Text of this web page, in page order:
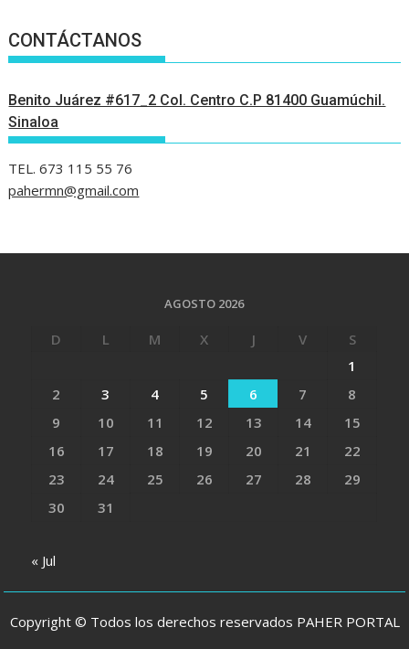
CONTÁCTANOS
Benito Juárez #617_2 Col. Centro C.P 81400 Guamúchil.
Sinaloa
TEL. 673 115 55 76
pahermn@gmail.com
AGOSTO 2026
D L M X J V
S
1
2
3 4 5 6 7
8
9
10 11 12 13 14
15
16
17 18 19 20 21
22
23
24 25 26 27 28
29
30
31
« Jul
Copyright © Todos los derechos reservados PAHER PORTAL